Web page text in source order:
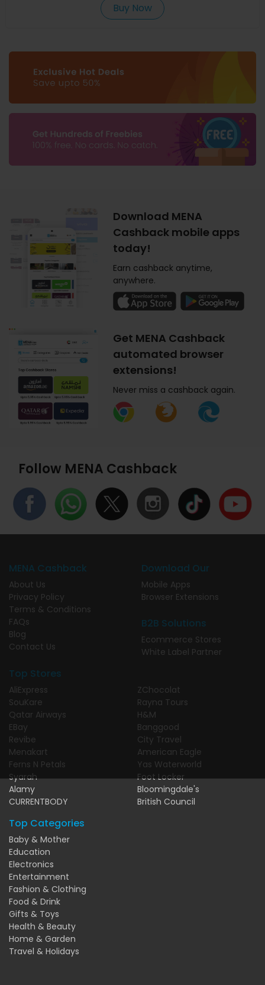
Buy Now
Download MENA
Cashback mobile apps
today!
Earn cashback anytime,
anywhere.
Get MENA Cashback
automated browser
extensions!
Never miss a cashback again.
Follow MENA Cashback
MENA Cashback
About Us
Privacy Policy
Terms & Conditions
FAQs
Blog
Contact Us
Download Our
Mobile Apps
Browser Extensions
B2B Solutions
Ecommerce Stores
White Label Partner
Top Stores
AliExpress
SouKare
Qatar Airways
EBay
Revibe
Menakart
Ferns N Petals
Syarah
Alamy
CURRENTBODY
ZChocolat
Rayna Tours
H&M
Banggood
City Travel
American Eagle
Yas Waterworld
Foot Locker
Bloomingdale's
British Council
Top Categories
Baby & Mother
Education
Electronics
Entertainment
Fashion & Clothing
Food & Drink
Gifts & Toys
Health & Beauty
Home & Garden
Travel & Holidays